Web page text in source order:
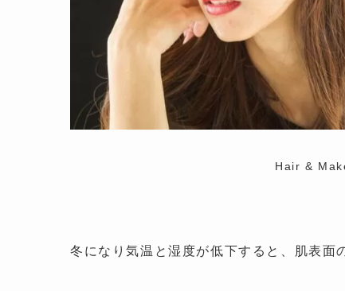
Hair &
冬になり気温と湿度が低下すると、肌表面